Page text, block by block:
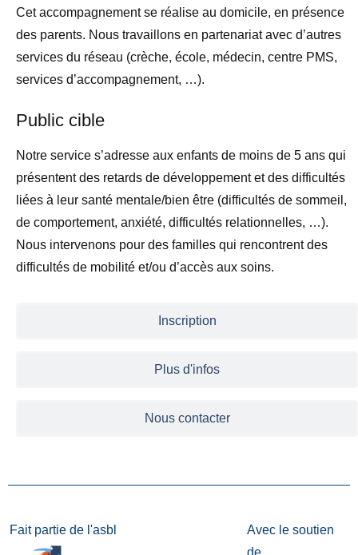
Inscription
Plus d'infos
Nous contacter
Cet accompagnement se réalise au domicile, en présence
des parents. Nous travaillons en partenariat avec d’autres
services du réseau (crèche, école, médecin, centre PMS,
services d’accompagnement, …).
Public cible
Notre service s’adresse aux enfants de moins de 5 ans qui
présentent des retards de développement et des difficultés
liées à leur santé mentale/bien être (difficultés de sommeil,
de comportement, anxiété, difficultés relationnelles, …).
Nous intervenons pour des familles qui rencontrent des
difficultés de mobilité et/ou d’accès aux soins.
Fait partie de l'asbl
Avec le soutien
de